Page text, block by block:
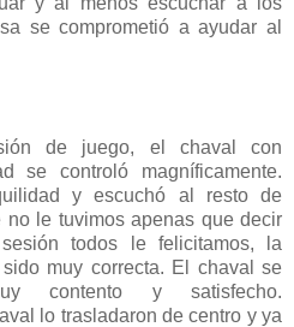
se comprometió a ayudar al
de juego, el chaval con
se controló magníficamente.
y escuchó al resto de
le tuvimos apenas que decir
todos le felicitamos, la
muy correcta. El chaval se
y satisfecho.
lo trasladaron de centro y ya